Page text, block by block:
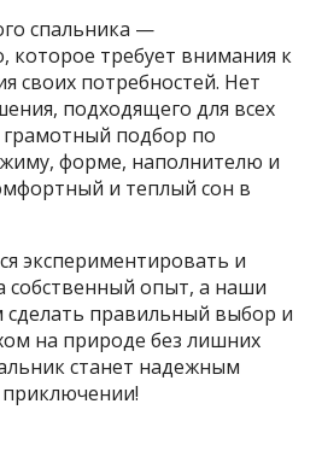
спальника —
которое требует внимания к
своих потребностей. Нет
подходящего для всех
подбор по
форме, наполнителю и
и теплый сон в
экспериментировать и
собственный опыт, а наши
сделать правильный выбор и
на природе без лишних
станет надежным